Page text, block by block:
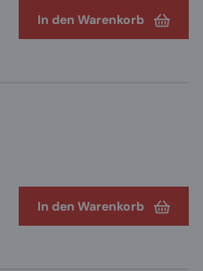
In den Warenkorb
In den Warenkorb